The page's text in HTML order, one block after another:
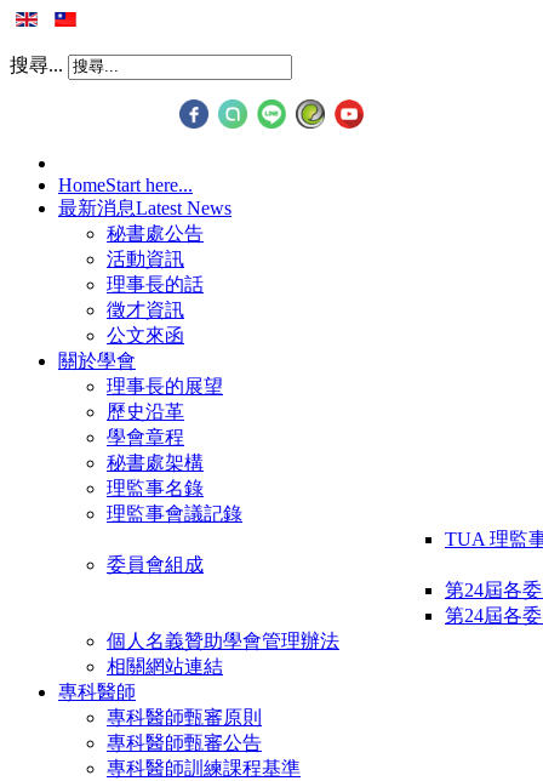
搜尋...
HomeStart here...
最新消息Latest News
秘書處公告
活動資訊
理事長的話
徵才資訊
公文來函
關於學會
理事長的展望
歷史沿革
學會章程
秘書處架構
理監事名錄
理監事會議記錄
TUA 理監
委員會組成
第24屆各
第24屆各
個人名義贊助學會管理辦法
相關網站連結
專科醫師
專科醫師甄審原則
專科醫師甄審公告
專科醫師訓練課程基準